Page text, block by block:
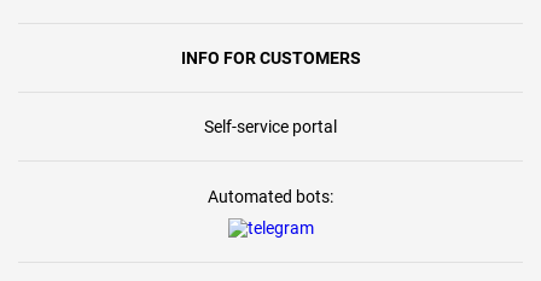
INFO FOR CUSTOMERS
Self-service portal
Automated bots: